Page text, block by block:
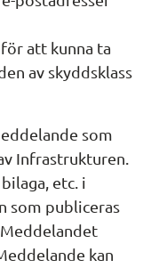
att kunna ta
av skyddsklass
som
Infrastrukturen.
etc. i
som publiceras
kan